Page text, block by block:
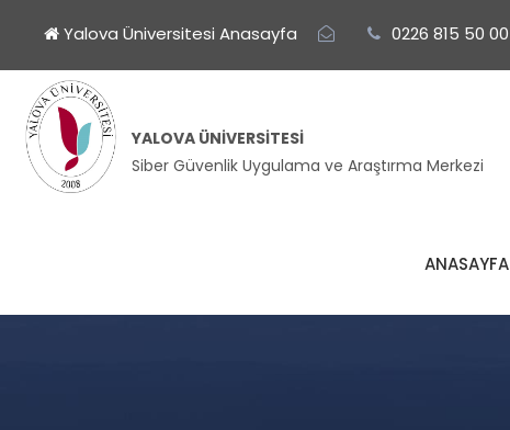
Yalova Üniversitesi Anasayfa 0226 815 50 00
YALOVA ÜNIVERSITESI
Siber Güvenlik Uygulama ve Araştırma Merkezi
ANASAYFA